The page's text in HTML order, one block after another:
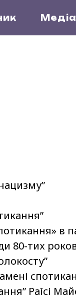
Медіа
в
80-тих
Раїсі